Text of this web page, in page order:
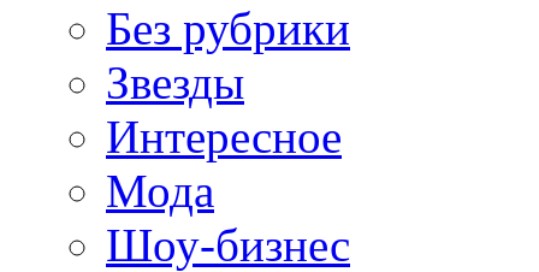
Без рубрики
Звезды
Интересное
Мода
Шоу-бизнес